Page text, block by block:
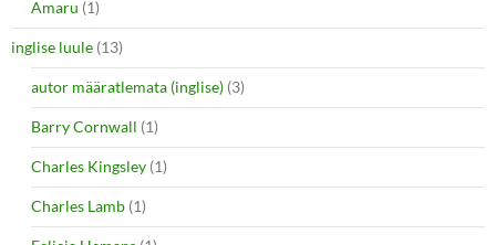
Amaru (1)
inglise luule (13)
autor määratlemata (inglise) (3)
Barry Cornwall (1)
Charles Kingsley (1)
Charles Lamb (1)